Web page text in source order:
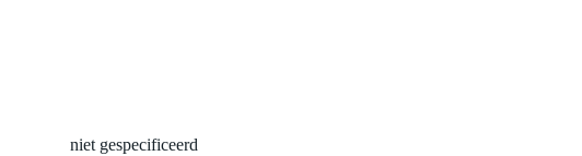
niet gespecificeerd